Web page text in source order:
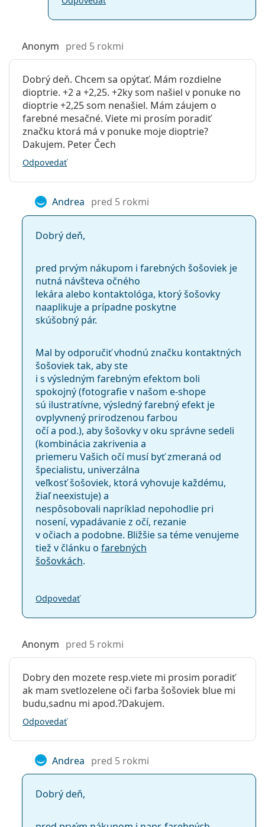
Anonym pred 5 rokmi
Dobrý deň. Chcem sa opýtať. Mám rozdielne
dioptrie. +2 a +2,25. +2ky som našiel v ponuke no
dioptrie +2,25 som nenašiel. Mám záujem o
farebné mesačné. Viete mi prosím poradiť
značku ktorá má v ponuke moje dioptrie?
Dakujem. Peter Čech
Odpovedať
Andrea pred 5 rokmi
Dobrý deň,
pred prvým nákupom i farebných šošoviek je
nutná návšteva očného
lekára alebo kontaktológa, ktorý šošovky
naaplikuje a prípadne poskytne
skúšobný pár.
Mal by odporučiť vhodnú značku kontaktných
šošoviek tak, aby ste
i s výsledným farebným efektom boli
spokojný (fotografie v našom e-shope
sú ilustratívne, výsledný farebný efekt je
ovplyvnený prirodzenou farbou
očí a pod.), aby šošovky v oku správne sedeli
(kombinácia zakrivenia a
priemeru Vašich očí musí byť zmeraná od
špecialistu, univerzálna
veľkosť šošoviek, ktorá vyhovuje každému,
žiaľ neexistuje) a
nespôsobovali napríklad nepohodlie pri
nosení, vypadávanie z očí, rezanie
v očiach a podobne. Bližšie sa téme venujeme
tiež v článku o farebných
šošovkách.
Odpovedať
Anonym pred 5 rokmi
Dobry den mozete resp.viete mi prosim poradiť
ak mam svetlozelene oči farba šošoviek blue mi
budu,sadnu mi apod.?Dakujem.
Odpovedať
Andrea pred 5 rokmi
Dobrý deň,